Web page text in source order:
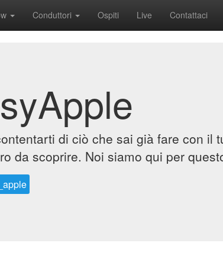
Conduttori Ospiti Live Contattaci
di ciò che sai già fare con il
da scoprire. Noi siamo qui per